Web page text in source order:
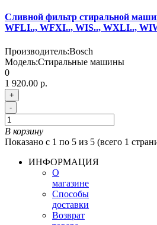
Сливной фильтр стиральной
WFLI.., WFXI.., WIS.., WXLI..,
Производитель:Bosch
Модель:Стиральные машины
0
1 920.00 р.
+
-
В корзину
Показано с 1 по 5 из 5 (всего 1
ИНФОРМАЦИЯ
О
магазине
Способы
доставки
Возврат